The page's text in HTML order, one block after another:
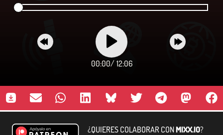
00:00/ 12:06
¿QUIERES COLABORAR CONMIXX.IO?